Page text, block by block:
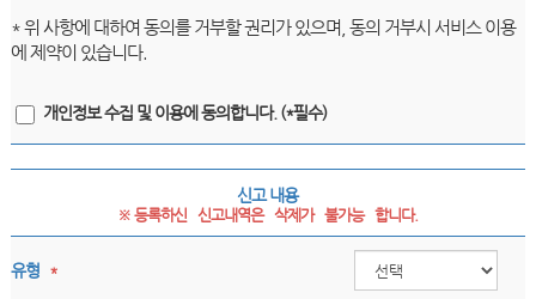
* 위 사항에 대하여 동의를 거부할 권리가 있으며, 동의 거부시 서비스 이용
에 제약이 있습니다.
개인정보 수집 및 이용에 동의합니다. (*필수)
신고 내용
※ 등록하신   신고내역은   삭제가   불가능   합니다.
유형 *